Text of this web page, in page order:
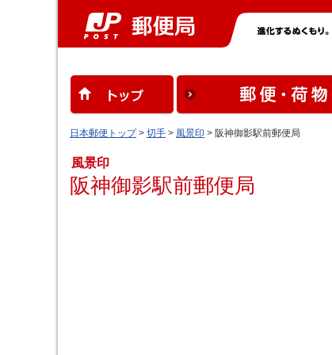
日本郵便トップ> 切手 > 風景印 > 阪神御影駅前郵便局
風景印
阪神御影駅前郵便局